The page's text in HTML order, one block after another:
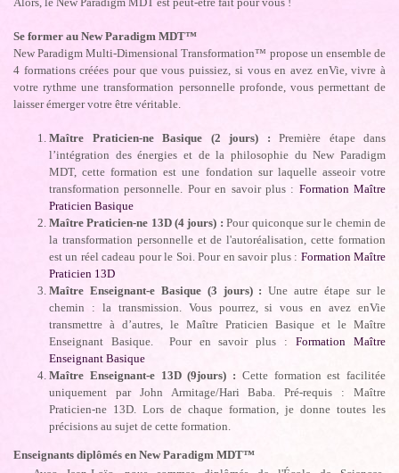
Se former au New Paradigm MDT™
New Paradigm Multi-Dimensional Transformation™ propose un ensemble de
4 formations créées pour que vous puissiez, si vous en avez enVie, vivre à
votre rythme une transformation personnelle profonde, vous permettant de
laisser émerger votre être véritable.
Maître Praticien-ne Basique (2 jours) : Première étape dans
l’intégration des énergies et de la philosophie du New Paradigm
MDT, cette formation est une fondation sur laquelle asseoir votre
transformation personnelle. Pour en savoir plus : Formation Maître
Praticien Basique
Maître Praticien-ne 13D (4 jours) : Pour quiconque sur le chemin de
la transformation personnelle et de l'autoréalisation, cette formation
est un réel cadeau pour le Soi. Pour en savoir plus : Formation Maître
Praticien 13D
Maître Enseignant-e Basique (3 jours) : Une autre étape sur le
chemin : la transmission. Vous pourrez, si vous en avez enVie
transmettre à d’autres, le Maître Praticien Basique et le Maître
Enseignant Basique. Pour en savoir plus :Formation Maître
Enseignant Basique
Maître Enseignant-e 13D (9jours) : Cette formation est facilitée
uniquement par John Armitage/Hari Baba. Pré-requis : Maître
Praticien-ne 13D. Lors de chaque formation, je donne toutes les
précisions au sujet de cette formation.
Enseignants diplômés en New Paradigm MDT™